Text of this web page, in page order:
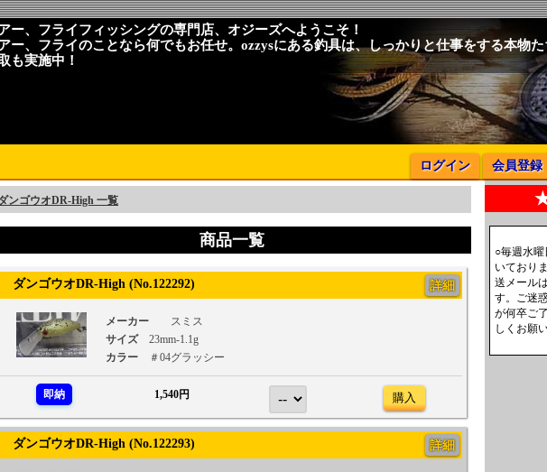
ー、フライフィッシングの専門店、オジーズへようこそ！
ー、フライのことなら何でもお任せ。ozzysにある釣具は、しっかりと仕事をする本物た
も実施中！
ログイン 会員登録
ンゴウオDR-High 一覧
商品一覧
ダンゴウオDR-High (No.122292) 詳細
メーカー
スミス
サイズ
23mm-1.1g
カラー
＃04グラッシー
即納 1,540円 購入
ダンゴウオDR-High (No.122293) 詳細
○毎週水
いており
送メール
す。ご迷
が何卒ご
しくお願